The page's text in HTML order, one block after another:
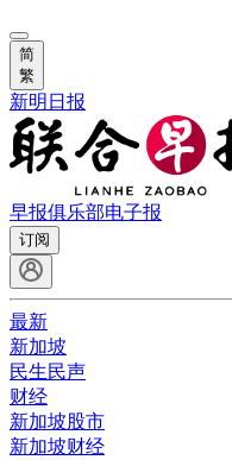
简
繁
新明日报
早报俱乐部电子报
订阅
最新
新加坡
民生民声
财经
新加坡股市
新加坡财经